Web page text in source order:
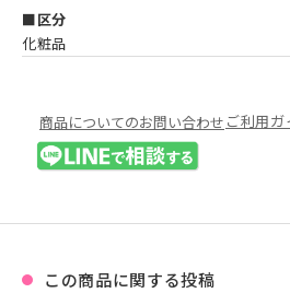
■区分
化粧品
商品についてのお問い合わせ ご利用ガ
この商品に関する投稿